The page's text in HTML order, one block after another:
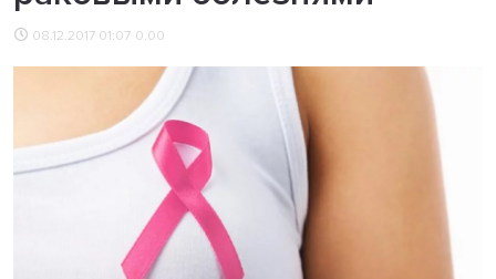
08.12.2017 01:07 0.00